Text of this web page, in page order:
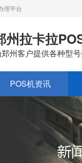
理平台
州拉卡拉
州客户提供各种型
POS机资讯